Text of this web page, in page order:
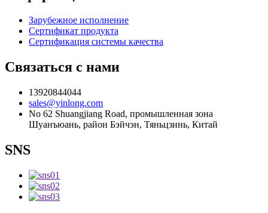
Зарубежное исполнение
Сертификат продукта
Сертификация системы качества
Связаться с нами
13920844044
sales@yinlong.com
No 62 Shuangjiang Road, промышленная зона
Шуанъюань, район Бэйчэн, Тяньцзинь, Китай
SNS